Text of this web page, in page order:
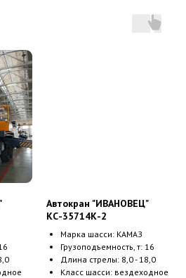
Автокран "ИВАНОВЕЦ"
КС-35714К-2
Марка шасси: КАМАЗ
Грузоподъемность, т: 16
Длина стрелы: 8,0 - 18,0
Класс шасси: вездеходное